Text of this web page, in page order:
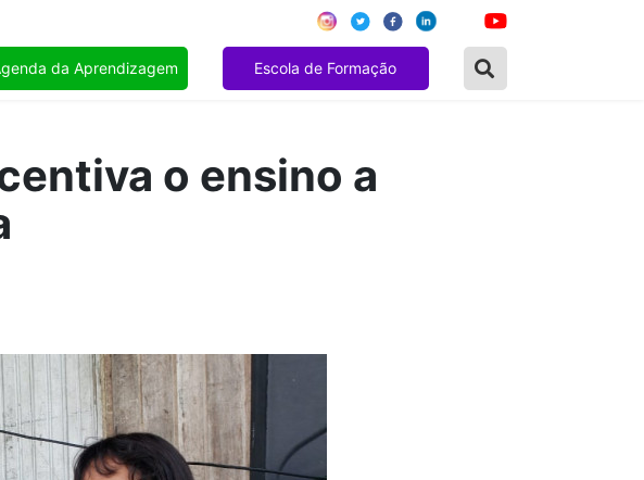
da Aprendizagem Escola de Formação
o ensino a